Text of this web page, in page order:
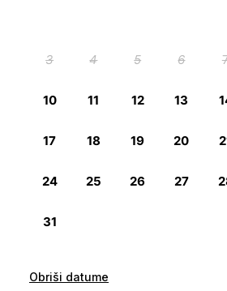
Obriši datume